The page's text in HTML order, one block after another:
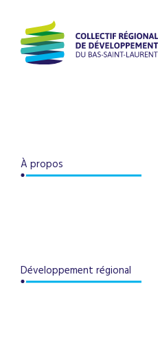
À propos
Développement régional